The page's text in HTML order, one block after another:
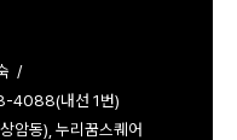
4088(내선 1번)
암동), 누리꿈스퀘어